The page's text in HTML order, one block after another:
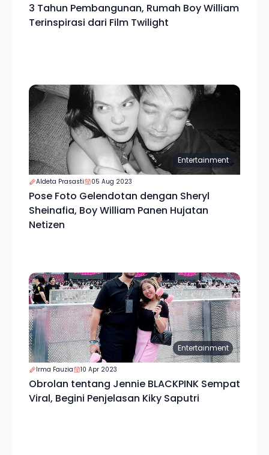
3 Tahun Pembangunan, Rumah Boy William
Terinspirasi dari Film Twilight
Entertainment
Aldeta Prasasti 05 Aug 2023
Pose Foto Gelendotan dengan Sheryl
Sheinafia, Boy William Panen Hujatan
Netizen
Entertainment
Irma Fauzia 10 Apr 2023
Obrolan tentang Jennie BLACKPINK Sempat
Viral, Begini Penjelasan Kiky Saputri